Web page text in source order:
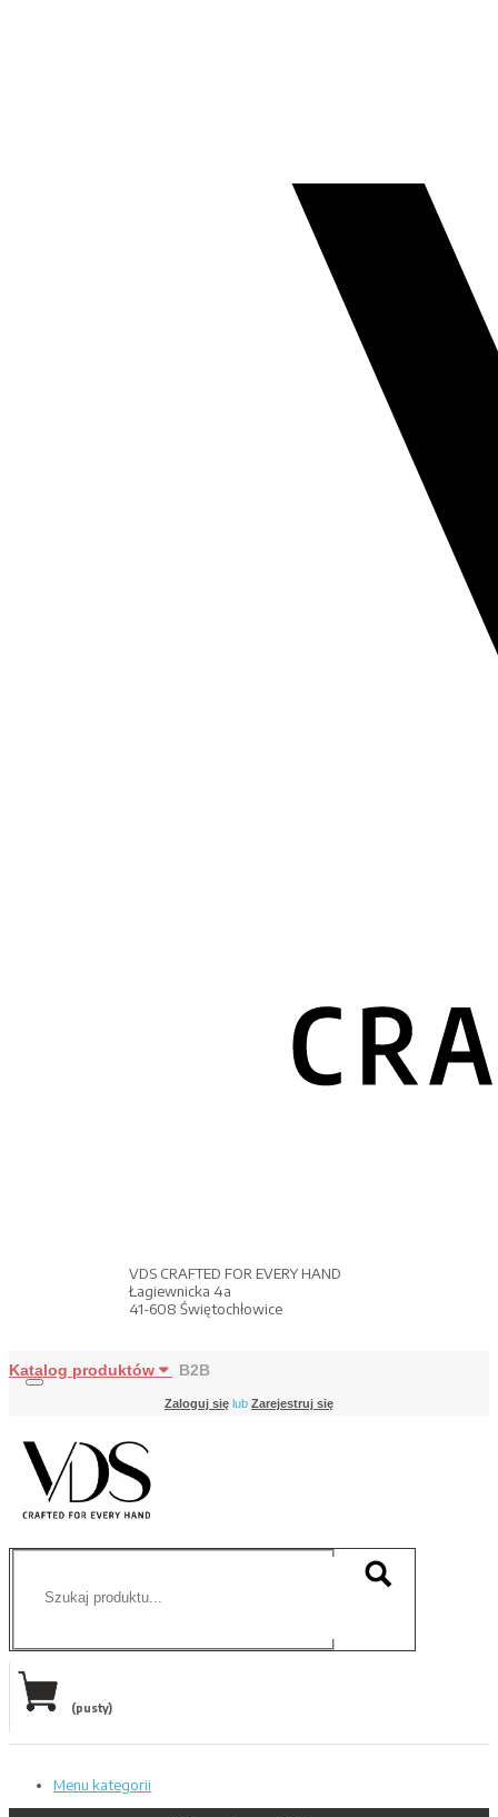
VDS CRAFTED FOR EVERY HAND
Łagiewnicka 4a
41-608 Świętochłowice
Katalog produktów B2B
Zaloguj się lub Zarejestruj się
(pusty)
Menu kategorii